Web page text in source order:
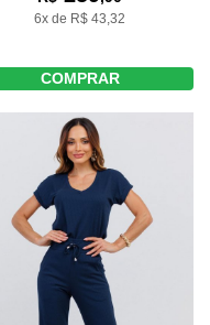
6x de R$ 43,32
COMPRAR